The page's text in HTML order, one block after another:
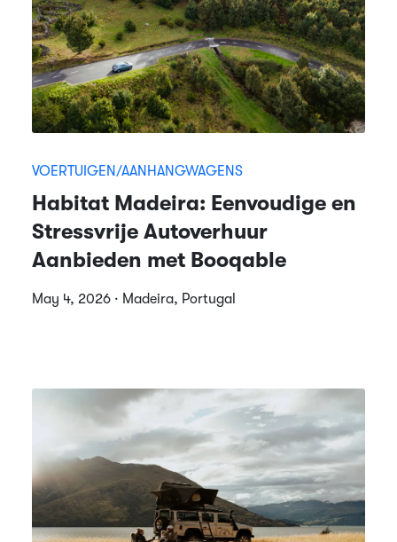
VOERTUIGEN/AANHANGWAGENS
Habitat Madeira: Eenvoudige en
Stressvrije Autoverhuur
Aanbieden met Booqable
May 4, 2026 · Madeira, Portugal